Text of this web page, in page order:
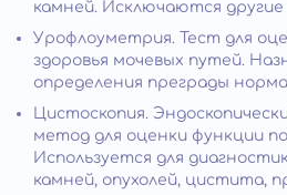
камней. Исключаются
Урофлоуметрия. Тест для
здоровья мочевых путей.
определения преграды
Цистоскопия.
метод для оценки функции
Используется для
камней, опухолей, цистита,